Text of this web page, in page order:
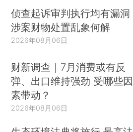
侦查起诉审判执行均有漏洞
涉案财物处置乱象何解
2026年08月06日
财新调查｜7月消费或有反
弹、出口维持强劲 受哪些因
素带动？
2026年08月06日